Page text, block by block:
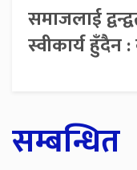
समाजलाई
स्वीकार्य
सम्बन्धित